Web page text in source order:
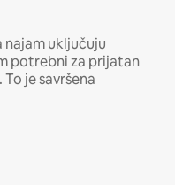
uključuju
potrebni za prijatan
je savršena